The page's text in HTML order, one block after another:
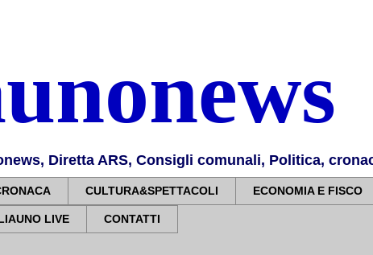
Diretta ARS, Consigli comunali, Politica,
CULTURA&SPETTACOLI ECONOMIA E FISCO
LIVE CONTATTI